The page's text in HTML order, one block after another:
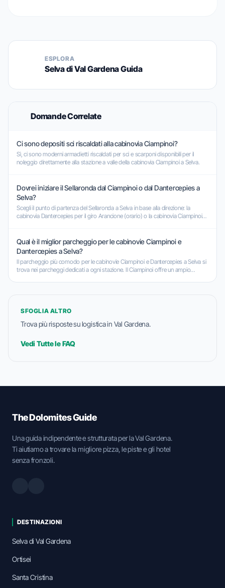
ESPLORA
Selva di Val Gardena Guida
Domande Correlate
Ci sono depositi sci riscaldati alla cabinovia Ciampinoi?
Sì, ci sono moderni armadietti riscaldati per sci e scarponi disponibili per il
noleggio direttamente alla stazione a valle della cabinovia Ciampinoi a Selva.
Dovrei iniziare il Sellaronda dal Ciampinoi o dal Dantercepies a
Selva?
Scegli il punto di partenza del Sellaronda a Selva in base alla direzione: la
cabinovia Dantercepies per il giro Arancione (orario) o la cabinovia Ciampinoi
Qual è il miglior parcheggio per le cabinovie Ciampinoi e
Dantercepies a Selva?
Il parcheggio più comodo per le cabinovie Ciampinoi e Dantercepies a Selva si
trova nei parcheggi dedicati a ogni stazione. Il Ciampinoi offre un ampio
SFOGLIA ALTRO
Trova più risposte su logistica in Val Gardena.
Vedi Tutte le FAQ
The Dolomites Guide
Una guida indipendente e strutturata per la Val Gardena.
Ti aiutiamo a trovare la migliore pizza, le piste e gli hotel
senza fronzoli.
DESTINAZIONI
Selva di Val Gardena
Ortisei
Santa Cristina